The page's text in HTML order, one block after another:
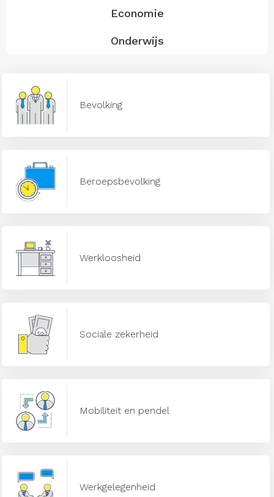
Economie
Onderwijs
Bevolking
Beroepsbevolking
Werkloosheid
Sociale zekerheid
Mobiliteit en pendel
Werkgelegenheid